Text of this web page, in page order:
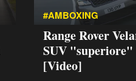
#AMBOXING
Range Rover
SUV "superiore"
[Video]